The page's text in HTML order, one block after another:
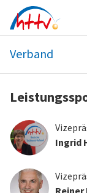
Inhalt
springen
Verband
Ingrid